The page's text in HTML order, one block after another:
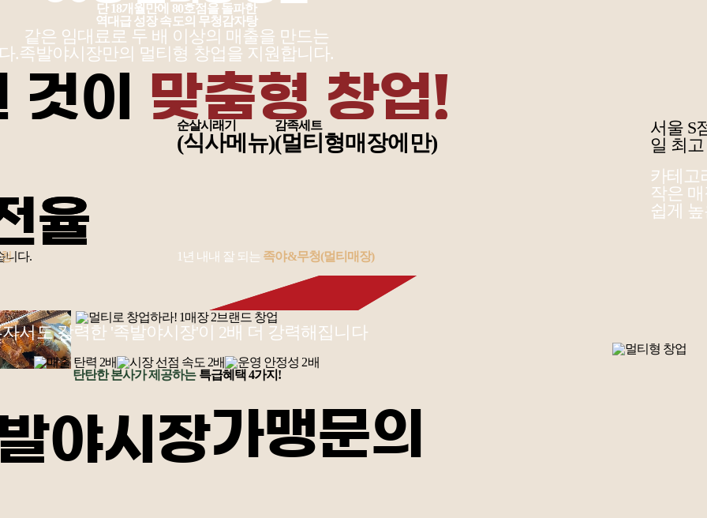
.
단 18개월만에 80호점을 돌파한
역대급 성장 속도의 무청감자탕
같은 임대료로 두 배 이상의 매출을 만드는
족발야시장만의 멀티형 창업을 지원합니다.
것이 맞춤형 창업!
서울 S
일 최
카테고
작은
쉽게
순살시래기
(식사메뉴)
감족세트
(멀티형매장에만)
1년 내내 잘 되는 족야&무청(멀티매장)
니다.
서도 강력한 '족발야시장'이 2배 더 강력해집니다
탄탄한 본사가 제공하는특급혜택 4가지!
가맹문의